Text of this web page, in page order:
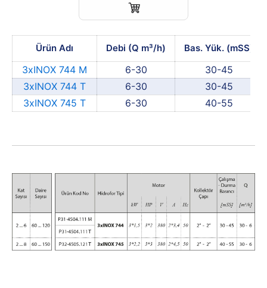
Sepete Ekle
Ürün Adı Debi (Q m³/h) Bas. Yük. (mSS)
3xINOX 744 M 6-30
30-45
3xINOX 744 T
6-30
30-45
3xINOX 745 T
6-30 40-55